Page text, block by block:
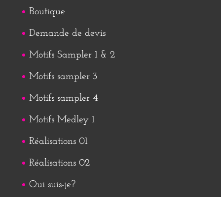
Boutique
Demande de devis
Motifs Sampler 1 & 2
Motifs sampler 3
Motifs sampler 4
Motifs Medley 1
Réalisations 01
Réalisations 02
Qui suis-je?